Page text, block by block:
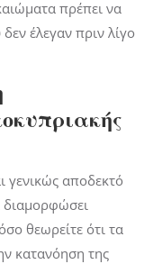
πρέπει να
έλεγαν πριν λίγο
γενικώς αποδεκτό
διαμορφώσει
θεωρείτε ότι τα
κατανόηση της